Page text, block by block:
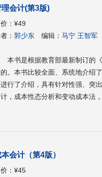
充实，英语语言和西方会计知
也可供具有一定英语基础的广
理会计(第3版)
：¥49
：郭少东 编辑：马宁 王智军
本书是根据教育部最新制订的
。本书比较全面、系统地介绍
行了介绍，具有针对性强、突
，成本性态分析和变动成本法
决策的分析与评价，全面预算，标
院和民办职业技术学院的会计
本会计（第4版）
：¥45